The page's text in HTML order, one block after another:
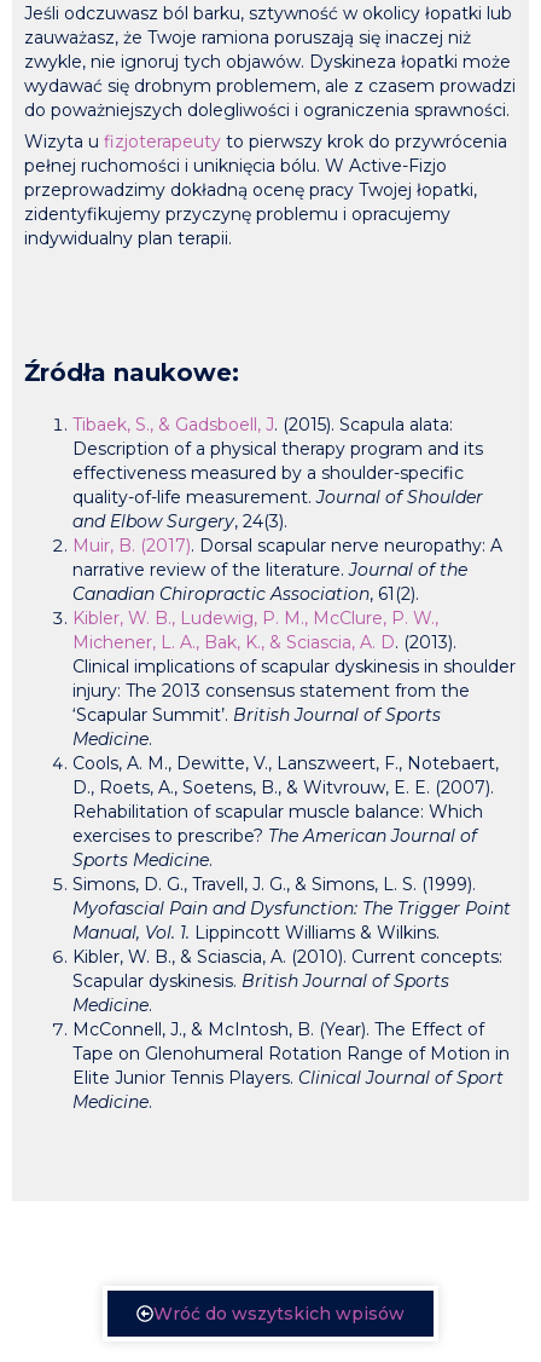
Jeśli odczuwasz ból barku, sztywność w okolicy łopatki lub
zauważasz, że Twoje ramiona poruszają się inaczej niż
zwykle, nie ignoruj tych objawów. Dyskineza łopatki może
wydawać się drobnym problemem, ale z czasem prowadzi
do poważniejszych dolegliwości i ograniczenia sprawności.
Wizyta u fizjoterapeuty to pierwszy krok do przywrócenia
pełnej ruchomości i uniknięcia bólu. W Active-Fizjo
przeprowadzimy dokładną ocenę pracy Twojej łopatki,
zidentyfikujemy przyczynę problemu i opracujemy
indywidualny plan terapii.
Źródła naukowe:
Tibaek, S., & Gadsboell, J. (2015). Scapula alata:
Description of a physical therapy program and its
effectiveness measured by a shoulder-specific
quality-of-life measurement.Journal of Shoulder
and Elbow Surgery, 24(3).
Muir, B. (2017). Dorsal scapular nerve neuropathy: A
narrative review of the literature.Journal of the
Canadian Chiropractic Association, 61(2).
Kibler, W. B., Ludewig, P. M., McClure, P. W.,
Michener, L. A., Bak, K., & Sciascia, A. D. (2013).
Clinical implications of scapular dyskinesis in shoulder
injury: The 2013 consensus statement from the
‘Scapular Summit’. British Journal of Sports
Medicine.
Cools, A. M., Dewitte, V., Lanszweert, F., Notebaert,
D., Roets, A., Soetens, B., & Witvrouw, E. E. (2007).
Rehabilitation of scapular muscle balance: Which
exercises to prescribe? The American Journal of
Sports Medicine.
Simons, D. G., Travell, J. G., & Simons, L. S. (1999).
Myofascial Pain and Dysfunction: The Trigger Point
Manual, Vol. 1. Lippincott Williams & Wilkins.
Kibler, W. B., & Sciascia, A. (2010). Current concepts:
Scapular dyskinesis. British Journal of Sports
Medicine.
McConnell, J., & McIntosh, B. (Year). The Effect of
Tape on Glenohumeral Rotation Range of Motion in
Elite Junior Tennis Players. Clinical Journal of Sport
Medicine.
Wróć do wszytskich wpisów